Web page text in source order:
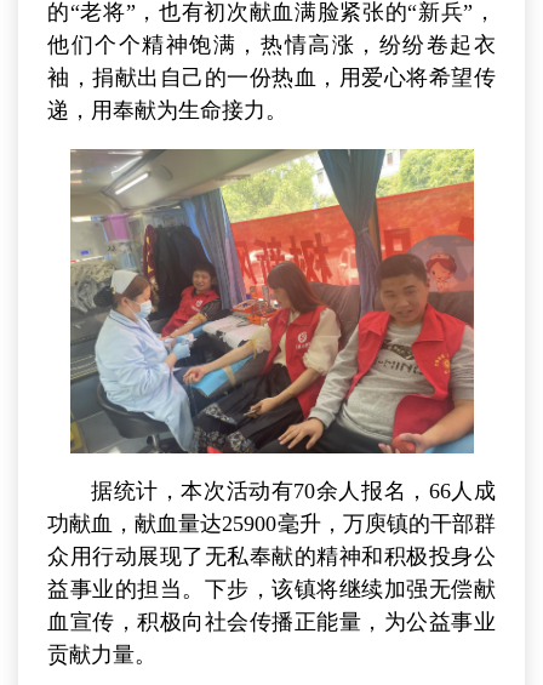
的“老将”，也有初次献血满脸紧张的“新兵”，
他们个个精神饱满，热情高涨，纷纷卷起衣
袖，捐献出自己的一份热血，用爱心将希望传
递，用奉献为生命接力。
据统计，本次活动有70余人报名，66人成
功献血，献血量达25900毫升，万庾镇的干部群
众用行动展现了无私奉献的精神和积极投身公
益事业的担当。下步，该镇将继续加强无偿献
血宣传，积极向社会传播正能量，为公益事业
贡献力量。